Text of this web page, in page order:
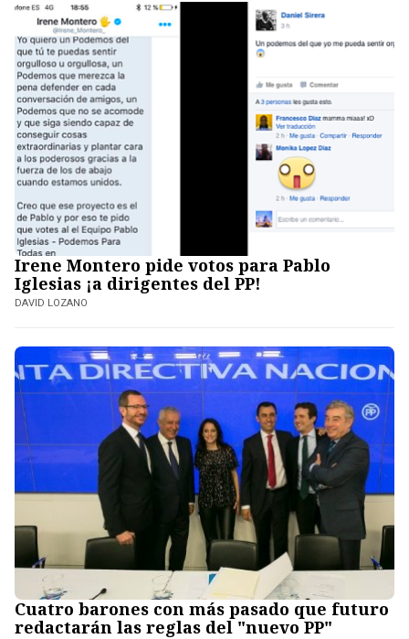
Irene Montero pide votos para Pablo
Iglesias ¡a dirigentes del PP!
DAVID LOZANO
Cuatro barones con más pasado que futuro
redactarán las reglas del "nuevo PP"